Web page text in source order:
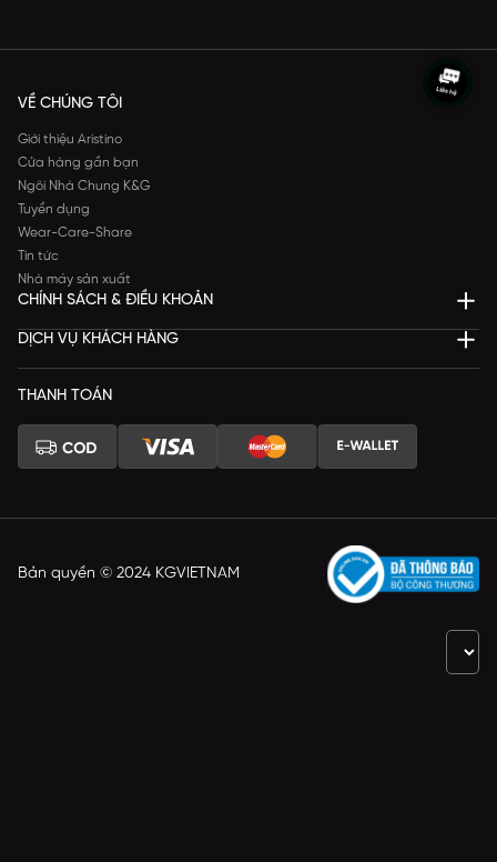
VỀ CHÚNG TÔI
Giới thiệu Aristino
Cửa hàng gần bạn
Ngôi Nhà Chung K&G
Tuyển dụng
Wear-Care-Share
Tin tức
Nhà máy sản xuất
CHÍNH SÁCH & ĐIỀU KHOẢN
DỊCH VỤ KHÁCH HÀNG
THANH TOÁN
Bản quyền © 2024 KGVIETNAM